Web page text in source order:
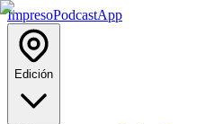
ImpresoPodcastApp
Edición